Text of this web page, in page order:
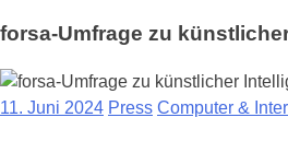
forsa-Umfrage zu
11. Juni 2024 Press Computer &